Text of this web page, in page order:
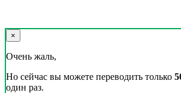
×
Очень жаль,
Но сейчас вы можете переводить только
один раз.